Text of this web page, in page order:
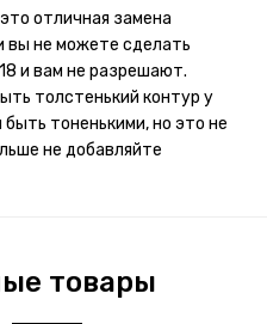
фризби дог и он
держится!! ну а 4 звезды
переводных
отличная замена
вы не можете сделать
и вам не разрешают.
толстенький контур у
тоненькими, но это не
не добавляйте
товары